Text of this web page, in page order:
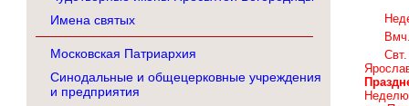
Имена святых
Московская Патриархия
Синодальные и общецерковные учреждения
и предприятия